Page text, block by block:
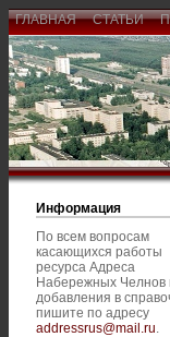
ГЛАВНАЯ СТАТЬИ
Информация
По всем вопросам
касающихся работы
ресурса Адреса
Набережных Челнов
добавления в
пишите по адресу
addressrus@mail.ru.